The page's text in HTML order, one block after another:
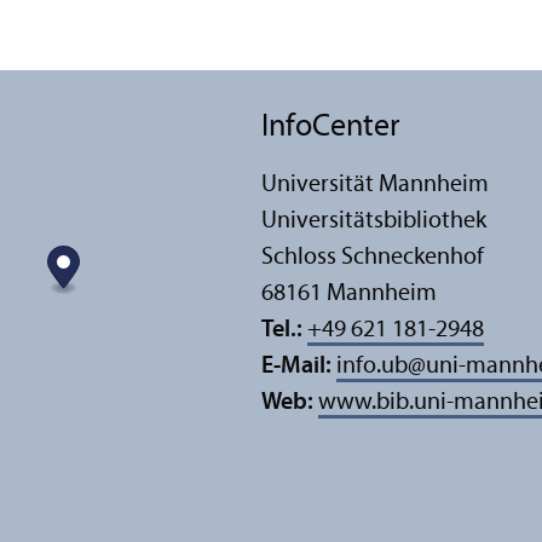
InfoCenter
Universität Mannheim
Universitäts­bibliothek
Schloss Schneckenhof
68161 Mannheim
Tel.: +49 621 181-2948
E-Mail: info.ub@uni-
Web: www.bib.uni-